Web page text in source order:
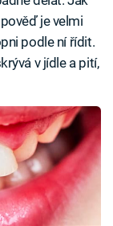
je velmi
podle ní řídit.
v jídle a pití,